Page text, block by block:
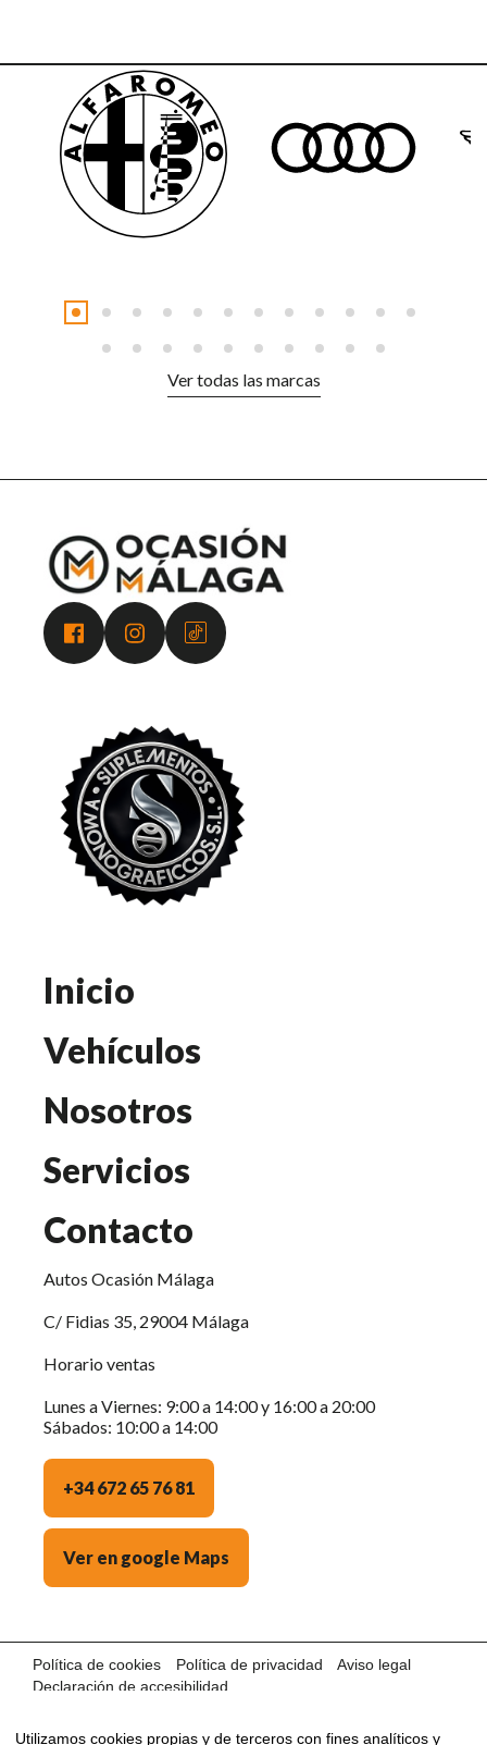
Ver todas las marcas
Inicio
Vehículos
Nosotros
Servicios
Contacto
Autos Ocasión Málaga
C/ Fidias 35, 29004 Málaga
Horario ventas
Lunes a Viernes: 9:00 a 14:00 y 16:00 a 20:00
Sábados: 10:00 a 14:00
+34 672 65 76 81
Ver en google Maps
Política de cookies Política de privacidad
Aviso legal
Declaración de accesibilidad
Utilizamos cookies propias y de terceros con fines analíticos y